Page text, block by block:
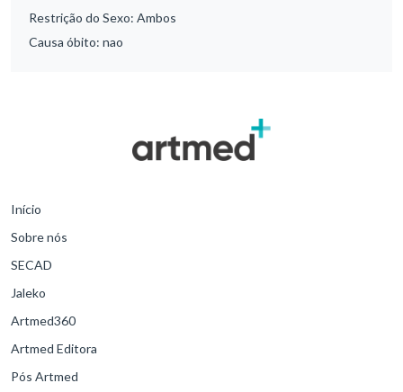
Restrição do Sexo: Ambos
Causa óbito: nao
Início
Sobre nós
SECAD
Jaleko
Artmed360
Artmed Editora
Pós Artmed